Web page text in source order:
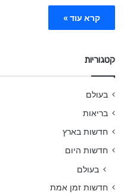
קרא עוד »
קטגוריות
בעולם
בריאות
חדשות בארץ
חדשות היום
בעולם
חדשות זמן אמת